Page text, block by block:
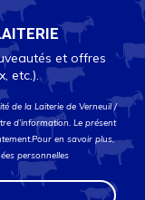
et offres
etc.).
de la Laiterie de Verneuil /
d’information. Le présent
en savoir plus,
personnelles